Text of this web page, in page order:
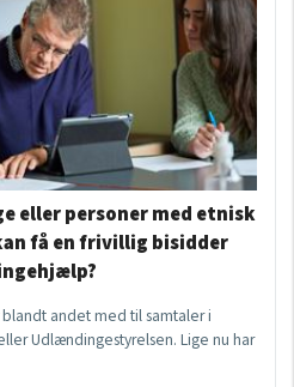
eller personer med etnisk
få en frivillig bisidder
andet med til samtaler i
Udlændingestyrelsen. Lige nu har